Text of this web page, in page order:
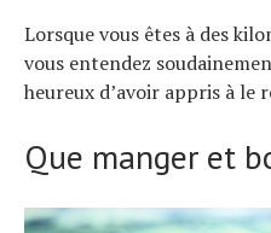
Lorsque vous êtes à des
vous entendez
heureux d’avoir appris à le
Que manger et